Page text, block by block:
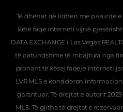
Të dhënat që lidhen me pasuritë
këtë faqe interneti vijnë
DATA EXCHANGE i Las Vegas
të patundshme të mbajtura nga
pronarit të kësaj faqeje interneti
LVR MLS e konsideron
garantuar. Të drejtat e autorit 2025
MLS. Të gjitha të drejtat e